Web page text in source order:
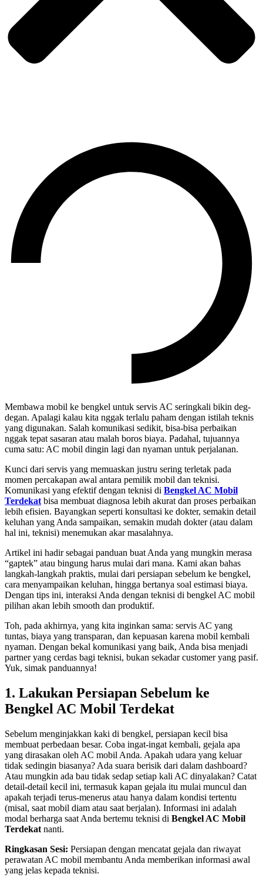
Membawa mobil ke bengkel untuk servis AC seringkali bikin deg-
degan. Apalagi kalau kita nggak terlalu paham dengan istilah teknis
yang digunakan. Salah komunikasi sedikit, bisa-bisa perbaikan
nggak tepat sasaran atau malah boros biaya. Padahal, tujuannya
cuma satu: AC mobil dingin lagi dan nyaman untuk perjalanan.
Kunci dari servis yang memuaskan justru sering terletak pada
momen percakapan awal antara pemilik mobil dan teknisi.
Komunikasi yang efektif dengan teknisi di Bengkel AC Mobil
Terdekatbisa membuat diagnosa lebih akurat dan proses perbaikan
lebih efisien. Bayangkan seperti konsultasi ke dokter, semakin detail
keluhan yang Anda sampaikan, semakin mudah dokter (atau dalam
hal ini, teknisi) menemukan akar masalahnya.
Artikel ini hadir sebagai panduan buat Anda yang mungkin merasa
“gaptek” atau bingung harus mulai dari mana. Kami akan bahas
langkah-langkah praktis, mulai dari persiapan sebelum ke bengkel,
cara menyampaikan keluhan, hingga bertanya soal estimasi biaya.
Dengan tips ini, interaksi Anda dengan teknisi di bengkel AC mobil
pilihan akan lebih smooth dan produktif.
Toh, pada akhirnya, yang kita inginkan sama: servis AC yang
tuntas, biaya yang transparan, dan kepuasan karena mobil kembali
nyaman. Dengan bekal komunikasi yang baik, Anda bisa menjadi
partner yang cerdas bagi teknisi, bukan sekadar customer yang pasif.
Yuk, simak panduannya!
1. Lakukan Persiapan Sebelum ke
Bengkel AC Mobil Terdekat
Sebelum menginjakkan kaki di bengkel, persiapan kecil bisa
membuat perbedaan besar. Coba ingat-ingat kembali, gejala apa
yang dirasakan oleh AC mobil Anda. Apakah udara yang keluar
tidak sedingin biasanya? Ada suara berisik dari dalam dashboard?
Atau mungkin ada bau tidak sedap setiap kali AC dinyalakan? Catat
detail-detail kecil ini, termasuk kapan gejala itu mulai muncul dan
apakah terjadi terus-menerus atau hanya dalam kondisi tertentu
(misal, saat mobil diam atau saat berjalan). Informasi ini adalah
modal berharga saat Anda bertemu teknisi di Bengkel AC Mobil
Terdekat nanti.
Ringkasan Sesi: Persiapan dengan mencatat gejala dan riwayat
perawatan AC mobil membantu Anda memberikan informasi awal
yang jelas kepada teknisi.